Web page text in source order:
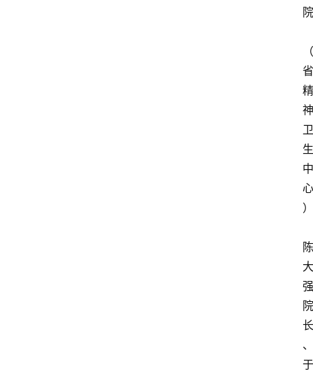
院
（
省
精
神
卫
生
中
心
）
陈
大
强
院
长
、
于